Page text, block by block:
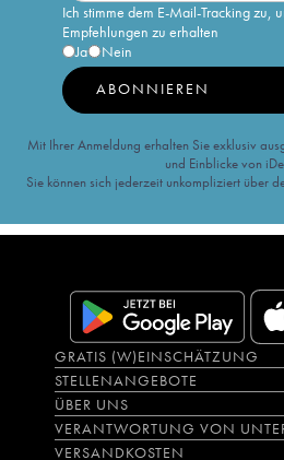
Ich stimme dem E-Mail-Tracking zu,
Empfehlungen zu erhalten
Ja
Nein
ABONNIEREN
Mit Ihrer Anmeldung erhalten Sie exklusiv
und Einblicke von
Sie können sich jederzeit unkompliziert über
GRATIS (W)EINSCHÄTZUNG
STELLENANGEBOTE
ÜBER UNS
VERANTWORTUNG VON
VERSANDKOSTEN